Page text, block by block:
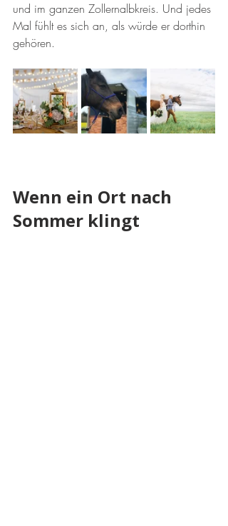
und im ganzen Zollernalbkreis. Und jedes
Mal fühlt es sich an, als würde er dorthin
gehören.
Wenn ein Ort nach
Sommer klingt